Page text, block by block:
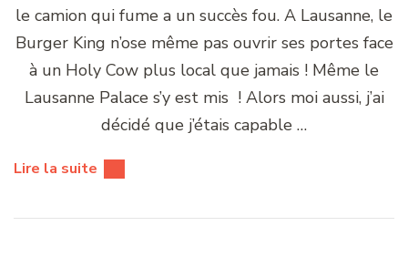
le camion qui fume a un succès fou. A Lausanne, le
Burger King n’ose même pas ouvrir ses portes face
à un Holy Cow plus local que jamais ! Même le
Lausanne Palace s’y est mis ! Alors moi aussi, j’ai
décidé que j’étais capable …
Lire la suite